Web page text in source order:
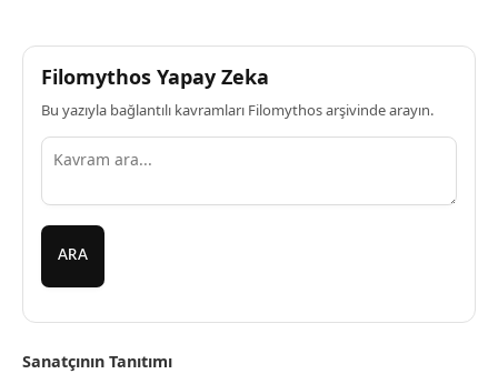
Filomythos Yapay Zeka
Bu yazıyla bağlantılı kavramları Filomythos arşivinde arayın.
ARA
Sanatçının Tanıtımı